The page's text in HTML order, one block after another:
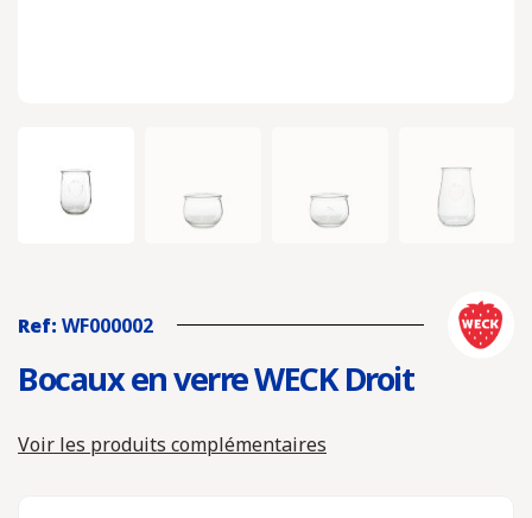
Ref: WF000002
Bocaux en verre WECK Droit
Voir les produits complémentaires